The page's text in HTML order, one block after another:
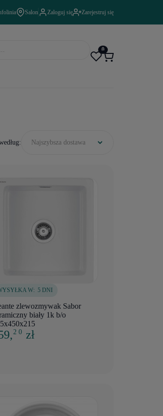
Salon Zaloguj się Zarejestruj się
0
Najszybsza dostawa
W: 5 DNI
zlewozmywak Sabor
biały 1k b/o
2 0 zł